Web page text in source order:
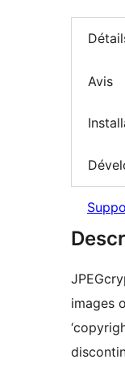
Avis
images